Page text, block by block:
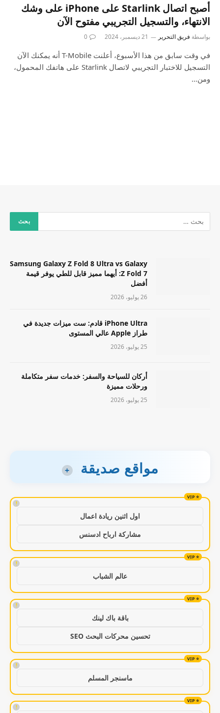
أصبح اتصال Starlink على iPhone على وشك
الانتهاء، والتسجيل التجريبي مفتوح الآن
بواسطة فريق التحرير 21 ديسمبر، 2024 0
في وقت سابق من هذا الأسبوع، أعلنت T-Mobile أنه يمكنك الآن
التسجيل للاختبار التجريبي لاتصال Starlink على هاتفك المحمول،
ومن…
Samsung Galaxy Z Fold 8 Ultra vs Galaxy
Z Fold 7: أيهما مميز قابل للطي يوفر قيمة
أفضل
26 يوليو، 2026
iPhone Ultra قادم: ست ميزات جديدة في
طراز Apple عالي المستوى
25 يوليو، 2026
أركان للسياحة والسفر: خدمات سفر متكاملة
ورحلات مميزة
25 يوليو، 2026
مواقع صديقة +
!
اول اثنين ريادة اعمال
مشاركة ارباح ادسنس
!
عالم الشباب
!
باقة باك لينك
تحسين محركات البحث SEO
!
ماسنجر المسلم
!